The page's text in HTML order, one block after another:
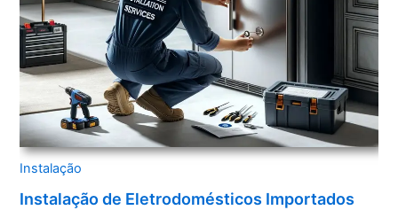
Instalação
Instalação de Eletrodomésticos Importados